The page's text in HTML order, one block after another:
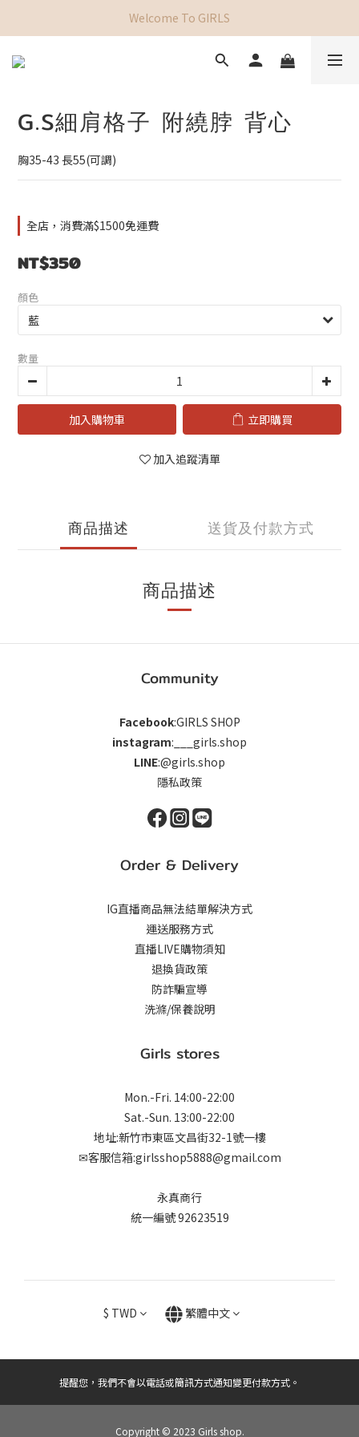
Welcome To GIRLS
G.S細肩格子 附繞脖 背心
胸35-43 長55(可調)
全店，消費滿$1500免運費
NT$350
顏色
數量
加入購物車 立即購買
加入追蹤清單
商品描述 送貨及付款方式
商品描述
Community
Facebook:GIRLS SHOP
instagram:___girls.shop
LINE:@girls.shop
隱私政策
Order & Delivery
IG直播商品無法結單解決方式
運送服務方式
直播LIVE購物須知
退換貨政策
防詐騙宣導
洗滌/保養說明
Girls stores
Mon.-Fri. 14:00-22:00
Sat.-Sun. 13:00-22:00
地址:新竹市東區文昌街32-1號一樓
✉客服信箱:girlsshop5888@gmail.com
永真商行
統一編號 92623519
$ TWD 繁體中文
提醒您，我們不會以電話或簡訊方式通知變更付款方式。
Copyright © 2023 Girls shop.